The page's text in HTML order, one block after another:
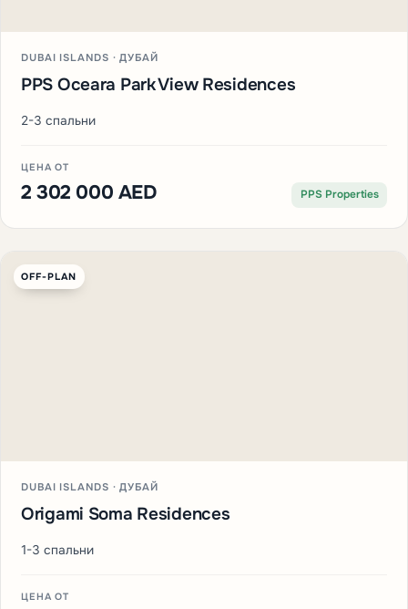
DUBAI ISLANDS · ДУБАЙ
PPS Oceara Park View Residences
2-3 спальни
ЦЕНА ОТ
2 302 000 AED PPS Properties
OFF-PLAN
DUBAI ISLANDS · ДУБАЙ
Origami Soma Residences
1-3 спальни
ЦЕНА ОТ